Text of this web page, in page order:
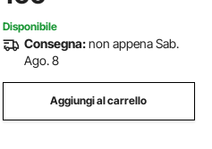
Disponibile
Consegna:non appena Sab.
Ago. 8
Aggiungi al carrello